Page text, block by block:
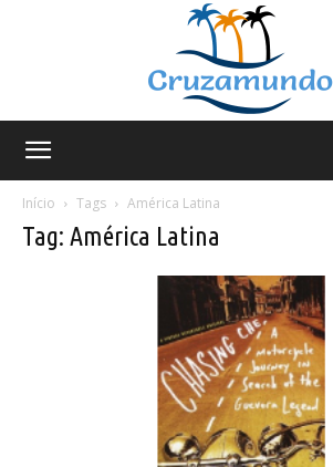
Início
Tags América Latina
Tag: América Latina